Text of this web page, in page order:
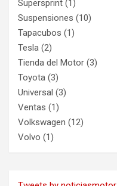
Supersprint (1)
Suspensiones (10)
Tapacubos (1)
Tesla (2)
Tienda del Motor (3)
Toyota (3)
Universal (3)
Ventas (1)
Volkswagen (12)
Volvo (1)